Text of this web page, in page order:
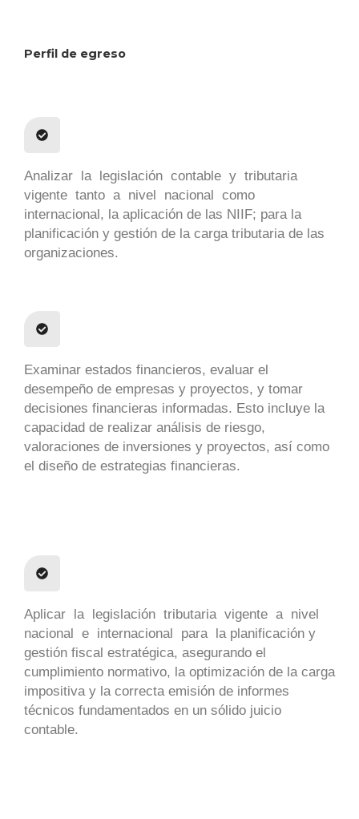
Perfil de egreso
Analizar la legislación contable y tributaria
vigente tanto a nivel nacional como
internacional, la aplicación de las NIIF; para la
planificación y gestión de la carga tributaria de las
organizaciones.
Examinar estados financieros, evaluar el
desempeño de empresas y proyectos, y tomar
decisiones financieras informadas. Esto incluye la
capacidad de realizar análisis de riesgo,
valoraciones de inversiones y proyectos, así como
el diseño de estrategias financieras.
Aplicar la legislación tributaria vigente a nivel
nacional e internacional para la planificación y
gestión fiscal estratégica, asegurando el
cumplimiento normativo, la optimización de la carga
impositiva y la correcta emisión de informes
técnicos fundamentados en un sólido juicio
contable.